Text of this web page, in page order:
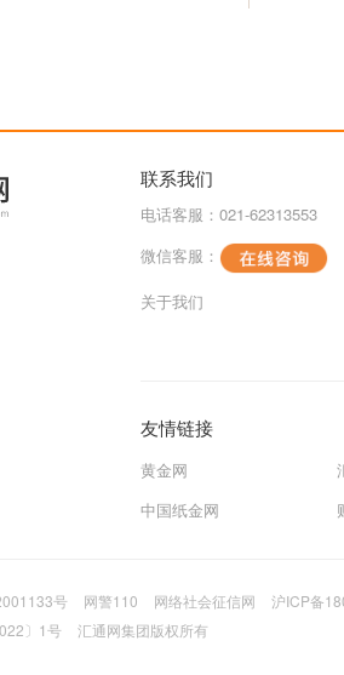
联系我们
电话客服：021-62313553
微信客服：
关于我们
友情链接
黄金网
中国纸金网
号 网警110 网络社会征信网
沪ICP备
〕1号 汇通网集团版权所有